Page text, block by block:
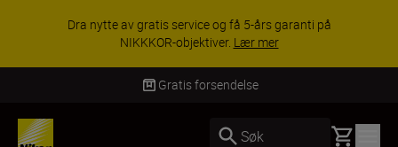
Dra nytte av gratis service og få 5-års garanti på
NIKKKOR-objektiver. Lær mer
Gratis forsendelse
Søk Basket